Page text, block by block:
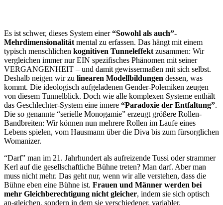
Es ist schwer, dieses System einer“Sowohl als auch”-
Mehrdimensionalitätmental zu erfassen. Das hängt mit einem
typisch menschlichen kognitiven Tunneleffektzusammen: Wir
vergleichen immer nur EIN spezifisches Phänomen mit seiner
VERGANGENHEIT – und damit gewissermaßen mit sich selbst.
Deshalb neigen wir zu linearen Modellbildungen dessen, was
kommt. Die ideologisch aufgeladenen Gender-Polemiken zeugen
von diesem Tunnelblick. Doch wie alle komplexen Systeme enthält
das Geschlechter-System eine innere “Paradoxie der Entfaltung”.
Die so genannte “serielle Monogamie” erzeugt größere Rollen-
Bandbreiten: Wir können nun mehrere Rollen im Laufe eines
Lebens spielen, vom Hausmann über die Diva bis zum fürsorglichen
Womanizer.
“Darf” man im 21. Jahrhundert als aufreizende Tussi oder strammer
Kerl auf die gesellschaftliche Bühne treten? Man darf. Aber man
muss nicht mehr. Das geht nur, wenn wir alle verstehen, dass die
Bühne eben eine Bühne ist. Frauen und Männer werden bei
mehr Gleichberechtigung nicht gleicher, indem sie sich optisch
an-gleichen, sondern in dem sie verschiedener, variabler,